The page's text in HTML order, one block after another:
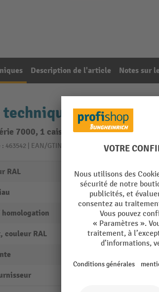
Description de l'article Notes sur
7000, 1 caisson, HxlxP 840 x 1 000
463542 | EAN/GTIN: 4040376232403De la catégorie :
RAL RAL 7035 gris clair
Acier profilé
PEFC
couleur RAL RAL 5010 bleu